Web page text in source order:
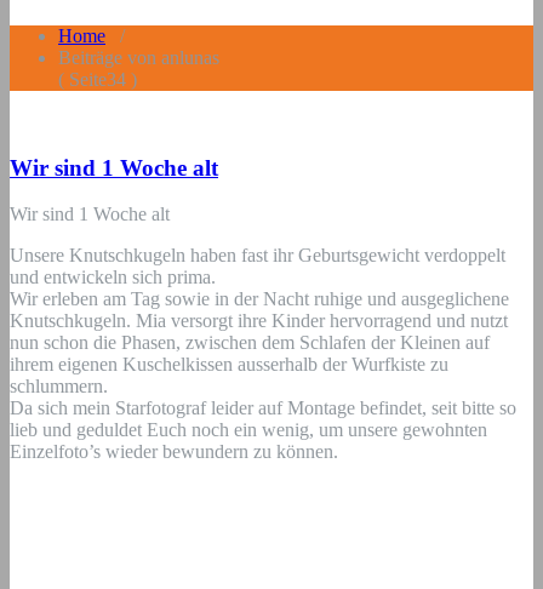
Home /
Beiträge von anlunas
( Seite34 )
Wir sind 1 Woche alt
Wir sind 1 Woche alt
Unsere Knutschkugeln haben fast ihr Geburtsgewicht verdoppelt
und entwickeln sich prima.
Wir erleben am Tag sowie in der Nacht ruhige und ausgeglichene
Knutschkugeln. Mia versorgt ihre Kinder hervorragend und nutzt
nun schon die Phasen, zwischen dem Schlafen der Kleinen auf
ihrem eigenen Kuschelkissen ausserhalb der Wurfkiste zu
schlummern.
Da sich mein Starfotograf leider auf Montage befindet, seit bitte so
lieb und geduldet Euch noch ein wenig, um unsere gewohnten
Einzelfoto’s wieder bewundern zu können.